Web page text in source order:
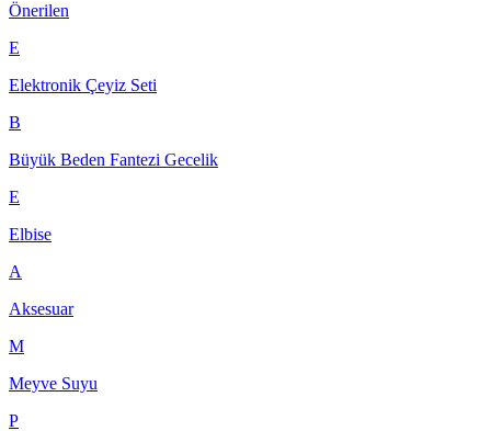
Önerilen
E
Elektronik Çeyiz Seti
B
Büyük Beden Fantezi Gecelik
E
Elbise
A
Aksesuar
M
Meyve Suyu
P